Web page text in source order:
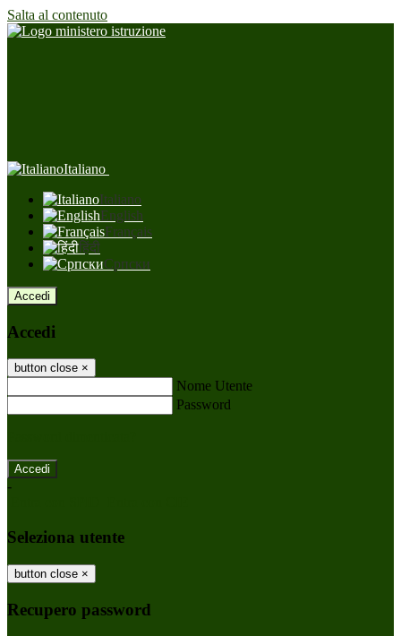
Salta al contenuto
Italiano
Italiano
English
Français
हिंदी
Српски
Accedi
Accedi
button close ×
Nome Utente
Password
-
Seleziona utente
button close ×
Recupero password